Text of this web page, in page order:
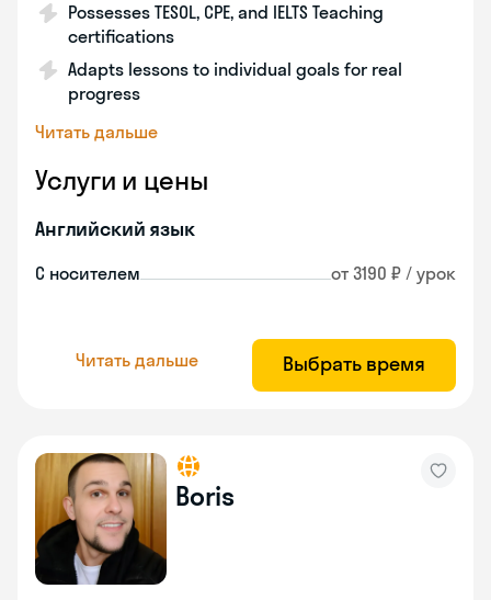
Possesses TESOL, CPE, and IELTS Teaching
certifications
Adapts lessons to individual goals for real
progress
Читать дальше
Услуги и цены
Английский язык
С носителем от 3190 ₽ / урок
Читать дальше Выбрать время
Boris